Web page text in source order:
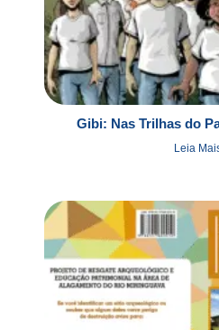
Gibi: Nas Trilhas do
Leia